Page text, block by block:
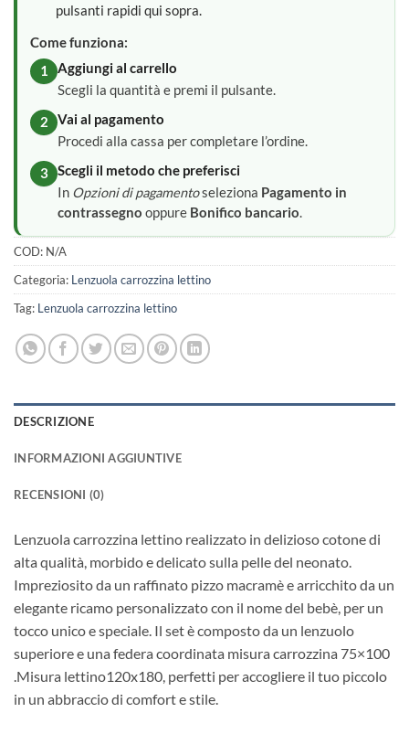
pulsanti rapidi qui sopra.
Come funziona:
1
Aggiungi al carrello
Scegli la quantità e premi il pulsante.
2
Vai al pagamento
Procedi alla cassa per completare l’ordine.
3
Scegli il metodo che preferisci
In Opzioni di pagamentoseleziona Pagamento in
contrassegno oppure Bonifico bancario.
COD: N/A
Categoria: Lenzuola carrozzina lettino
Tag: Lenzuola carrozzina lettino
DESCRIZIONE
INFORMAZIONI AGGIUNTIVE
RECENSIONI (0)
Lenzuola carrozzina lettino realizzato in delizioso cotone di
alta qualità, morbido e delicato sulla pelle del neonato.
Impreziosito da un raffinato pizzo macramè e arricchito da un
elegante ricamo personalizzato con il nome del bebè, per un
tocco unico e speciale. Il set è composto da un lenzuolo
superiore e una federa coordinata misura carrozzina 75×100
.Misura lettino120x180, perfetti per accogliere il tuo piccolo
in un abbraccio di comfort e stile.